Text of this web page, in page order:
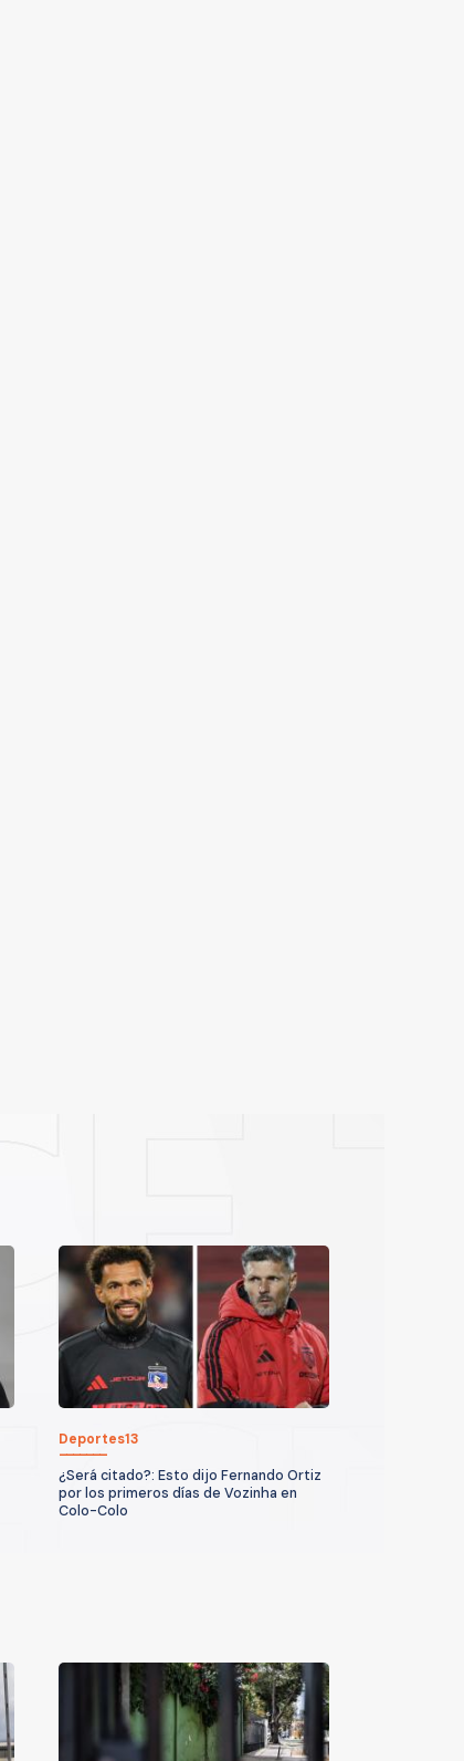
Deportes13
¿Será citado?: Esto dijo Fernando Ortiz
por los primeros días de Vozinha en
Colo-Colo